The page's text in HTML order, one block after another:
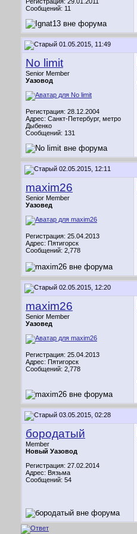
Сообщений: 11
01.05.2015, 11:49
No limit
Senior Member
Уазовод
Регистрация: 28.12.2004
Адрес: Санкт-Петербург, метро
Дыбенко
Сообщений: 131
02.05.2015, 12:11
maxim26
Senior Member
Уазовед
Регистрация: 25.04.2013
Адрес: Пятигорск
Сообщений: 2,778
02.05.2015, 12:20
maxim26
Senior Member
Уазовед
Регистрация: 25.04.2013
Адрес: Пятигорск
Сообщений: 2,778
03.05.2015, 02:28
бородатый
Member
Новый Уазовод
Регистрация: 27.02.2014
Адрес: Вязьма
Сообщений: 54